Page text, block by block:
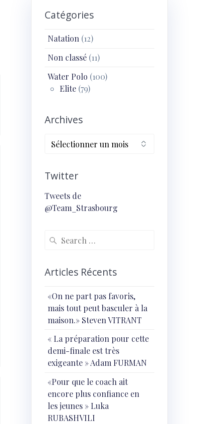
Catégories
Natation (12)
Non classé (11)
Water Polo (100)
Elite (79)
Archives
Archives
Twitter
Tweets de
@Team_Strasbourg
Search
Articles Récents
«On ne part pas favoris,
mais tout peut basculer à la
maison.» Steven VITRANT
« ⁠La préparation pour cette
demi-finale est très
exigeante » Adam FURMAN
«Pour que le coach ait
encore plus confiance en
les jeunes » Luka
RUBASHVILI